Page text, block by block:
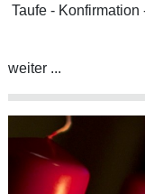
Taufe -
weiter ...